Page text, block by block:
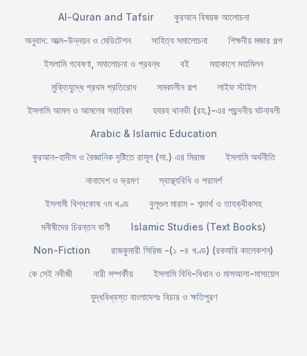
Al-Quran and Tafsir
কুরআন বিষয়ক আলোচনা
অনুবাদ: আত্ম-উন্নয়ন ও মেডিটেশন
সাহিত্য সমালোচনা
শিক্ষনীয় মজার গল্প
ইসলামি গবেষণা, সমালোচনা ও প্রবন্ধ
বই
মহাকাশে মহামিলন
মুক্তিযুদ্ধে প্রথম প্রতিরোধ
সমকালীন গল্প
লাইফ স্টাইল
ইসলামি আমল ও আমলের সহায়িকা
হযরহ থানভী (রহ.)-এর পছন্দনীয় ঘটনাবলী
Arabic & Islamic Education
কুরআন-হাদীস ও বৈজ্ঞানিক দৃষ্টিতে রাসূল (সা.) এর মিরাজ
ইসলামি অর্থনীতি
নানাদেশ ও ভ্রমণ
স্বাস্থ্যবিধি ও পরামর্শ
ইসলামী বিশ্বকোষ ৭ম খণ্ড
বুলূগুল মারাম - শব্দার্থ ও তাহক্বীকসহ
মনীষীদের চিরন্তন বাণী
Islamic Studies (Text Books)
Non-Fiction
রাজকুমারী সিরিজ -(১ -৪ খণ্ড) (রকমারি কালেকশন)
কে সেই নবীজী
নারী সম্পর্কীয়
ইসলামি বিধি-বিধান ও মাসআলা-মাসায়েল
যুদ্ধবিধ্বস্ত বাংলাদেশঃ বিচার ও ক্ষতিপুরণ